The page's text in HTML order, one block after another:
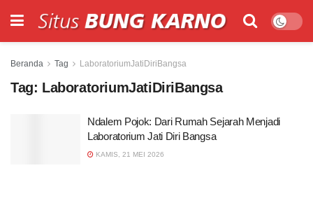
Beranda Tag LaboratoriumJatiDiriBangsa
Tag: LaboratoriumJatiDiriBangsa
Ndalem Pojok: Dari Rumah Sejarah Menjadi
Laboratorium Jati Diri Bangsa
KAMIS, 21 MEI 2026